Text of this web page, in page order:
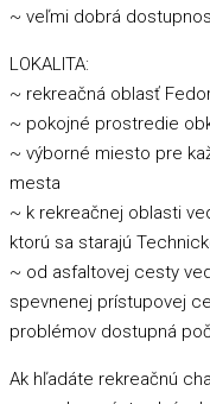
~ veľmi dobrá
LOKALITA:
~ rekreačná oblasť
~ pokojné prostredie
~ výborné miesto pre
mesta
~ k rekreačnej oblasti
ktorú sa starajú
~ od asfaltovej cesty
spevnenej prístupovej
problémov dostupná
Ak hľadáte rekreačnú